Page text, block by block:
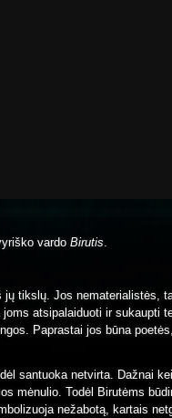
vardo Birutis
tikslų. Jos nematerialistės,
atsipalaiduoti ir sukaupti
Paprastai jos būna
santuoka netvirta. Dažnai
mėnulio. Todėl Birutėms
nežabotą, kartais